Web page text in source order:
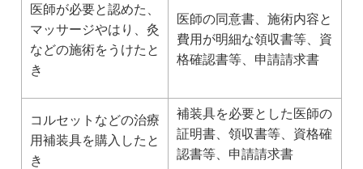
医師が必要と認めた、
マッサージやはり、灸
などの施術をうけた と
き
医師の同意書、施術内容と
費用が明細な領収書等、資
格確認書等、申請請求書
コルセットなどの治療
用補装具を購入したと
き
補装具を必要とした医師の
証明書、領収書等、資格確
認書等、申請請求書